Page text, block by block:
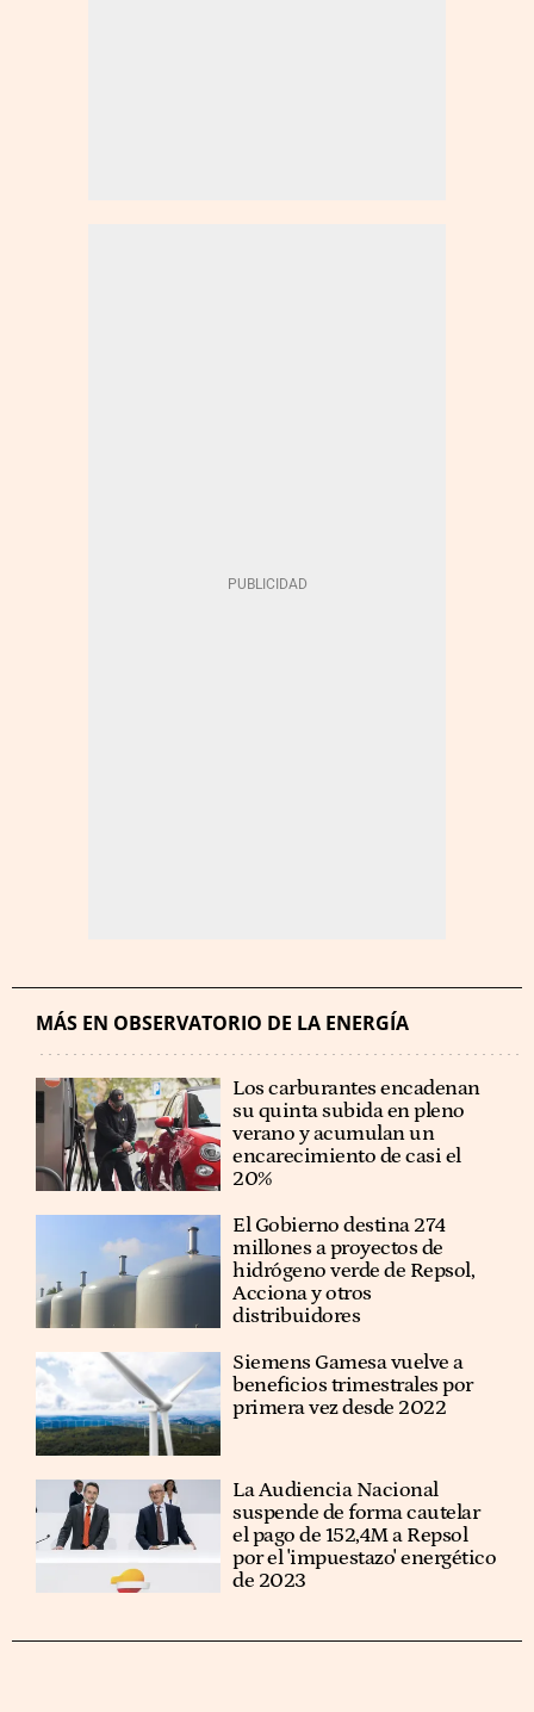
MÁS EN OBSERVATORIO DE LA ENERGÍA
Los carburantes encadenan
su quinta subida en pleno
verano y acumulan un
encarecimiento de casi el
20%
El Gobierno destina 274
millones a proyectos de
hidrógeno verde de Repsol,
Acciona y otros
distribuidores
Siemens Gamesa vuelve a
beneficios trimestrales por
primera vez desde 2022
La Audiencia Nacional
suspende de forma cautelar
el pago de 152,4M a Repsol
por el 'impuestazo' energético
de 2023